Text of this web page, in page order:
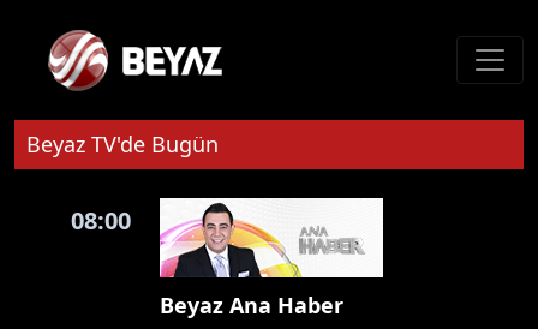
Beyaz TV'de Bugün
08:00
Beyaz Ana Haber